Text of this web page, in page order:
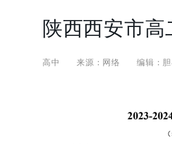
陕西西安市
高中 来源：网络 编辑：